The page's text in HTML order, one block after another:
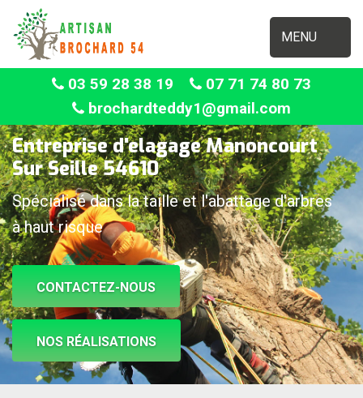
MENU
03 59 28 38 19
07 71 74 80 73
brochardteddy1@gmail.com
Entreprise d'elagage Manoncourt
Sur Seille 54610
Spécialisé dans la taille et l'abattage d'arbres
à haut risque
CONTACTEZ-NOUS
NOS RÉALISATIONS